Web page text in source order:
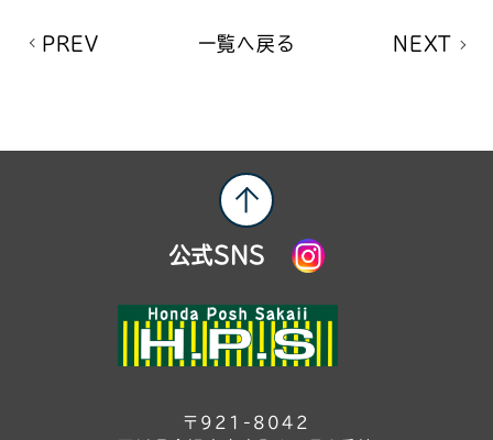
PREV 一覧へ戻る NEXT
〒921-8042
公式SNS